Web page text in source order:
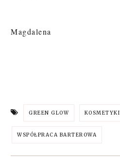
Magdalena
GREEN GLOW KOSMETYKI
WSPÓŁPRACA BARTEROWA